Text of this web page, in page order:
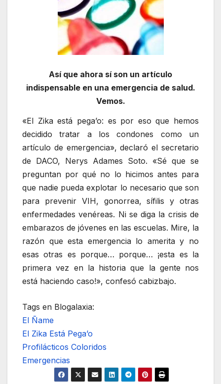
Así que ahora sí son un artículo
indispensable en una emergencia de salud.
Vemos.
«El Zika está pega’o: es por eso que hemos
decidido tratar a los condones como un
artículo de emergencia», declaró el secretario
de DACO, Nerys Adames Soto. «Sé que se
preguntan por qué no lo hicimos antes para
que nadie pueda explotar lo necesario que son
para prevenir VIH, gonorrea, sífilis y otras
enfermedades venéreas. Ni se diga la crisis de
embarazos de jóvenes en las escuelas. Mire, la
razón que esta emergencia lo amerita y no
esas otras es porque… porque… ¡esta es la
primera vez en la historia que la gente nos
está haciendo caso!», confesó cabizbajo.
Tags en Blogalaxia:
El Ñame
El Zika Está Pega’o
Profilácticos Coloridos
Emergencias